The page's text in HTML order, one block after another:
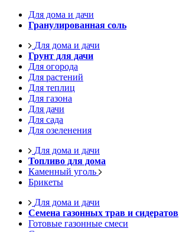
Для дома и дачи
Гранулированная соль
Для дома и дачи
Грунт для дачи
Для огорода
Для растений
Для теплиц
Для газона
Для дачи
Для сада
Для озеленения
Для дома и дачи
Топливо для дома
Каменный уголь
Брикеты
Для дома и дачи
Семена газонных трав и сидератов
Готовые газонные смеси